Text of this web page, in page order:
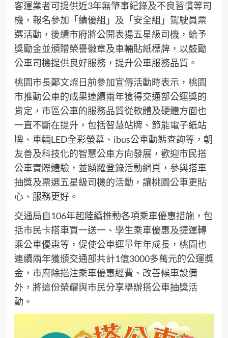
客運業者可提供近3年無肇事紀錄及不良習慣等司
機，報名參加「績優組」及「安全組」駕駛員票
選活動，後續市府將公開表揚五星級司機，給予
獎勵金並頒贈榮譽徽章及車輛貼紙標牌，以鼓勵
公車司機提供良好服務，提升公車服務品質。
桃園市長鄭文燦日前參加宣傳活動時表示，桃園
市推動公車的成果連續兩年獲得交通部公運獎的
肯定，市區公車的服務品質從軟體及硬體方面也
一直不斷在提升，包括智慧站牌、節能電子紙站
牌、車輛LED全彩螢幕、ibus公車動態查詢等，朝
友善及科技化的智慧公車方向發展，歡迎市民搭
公車實際體驗，並踴躍登錄活動網頁，參與搭車
抽獎及票選五星級司機的活動，讓桃園公車更貼
心、服務更好。
交通局自106年起陸續推動各項乘車優惠措施，包
括市民卡搭車買一送一、學生乘車優惠及捷運轉
乘公車優惠等，促使公車運量年年成長，桃園也
連續兩年獲頒交通部共計1億3000多萬元的公運獎
金，市府除挹注乘車優惠經費、改善候車設備
外，將這份榮耀與市民分享舉辦搭公車抽獎活
動。